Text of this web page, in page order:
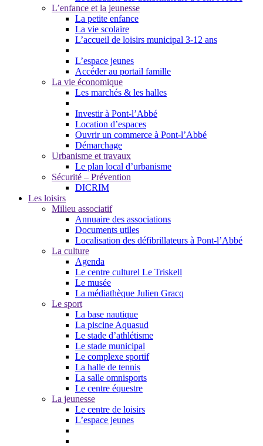
L’enfance et la jeunesse
La petite enfance
La vie scolaire
L’accueil de loisirs municipal 3-12 ans
L’espace jeunes
Accéder au portail famille
La vie économique
Les marchés & les halles
Investir à Pont-l’Abbé
Location d’espaces
Ouvrir un commerce à Pont-l’Abbé
Démarchage
Urbanisme et travaux
Le plan local d’urbanisme
Sécurité – Prévention
DICRIM
Les loisirs
Milieu associatif
Annuaire des associations
Documents utiles
Localisation des défibrillateurs à Pont-l’Abbé
La culture
Agenda
Le centre culturel Le Triskell
Le musée
La médiathèque Julien Gracq
Le sport
La base nautique
La piscine Aquasud
Le stade d’athlétisme
Le stade municipal
Le complexe sportif
La halle de tennis
La salle omnisports
Le centre équestre
La jeunesse
Le centre de loisirs
L’espace jeunes